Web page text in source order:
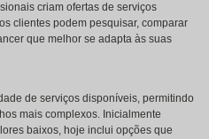
criam ofertas de serviços
clientes podem pesquisar, comparar
que melhor se adapta às suas
de serviços disponíveis, permitindo
mais complexos. Inicialmente
baixos, hoje inclui opções que